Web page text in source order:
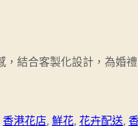
，結合客製化設計，為婚
香港花店, 鮮花, 花卉配送,